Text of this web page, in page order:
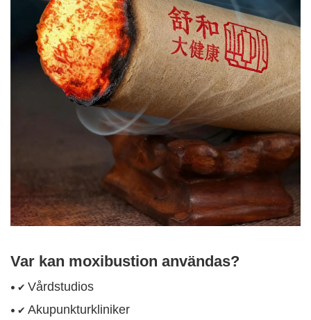
Var kan moxibustion användas?
• ✔ Vårdstudios
• ✔ Akupunkturkliniker